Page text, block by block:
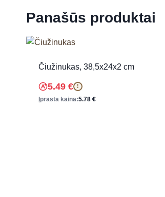
Panašūs produktai
Čiužinukas, 38,5x24x2 cm
5.49 € !
Įprasta kaina:5.78 €